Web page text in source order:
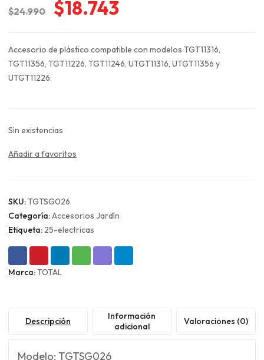
$24.990
El
original
era:
$24.990.
$18.743
actual
es:
Accesorio de plástico compatible con modelos TGT11316,
TGT11356, TGT11226, TGT11246, UTGT11316, UTGT11356 y
UTGT11226.
Sin existencias
Añadir a favoritos
SKU:TGTSG026
Categoría:Accesorios Jardín
Etiqueta: 25-electricas
Marca:TOTAL
Descripción
Información
adicional
Valoraciones (0)
Modelo: TGTSG026